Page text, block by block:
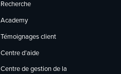
Recherche
Academy
Témoignages client
Centre d’aide
Centre de gestion de la